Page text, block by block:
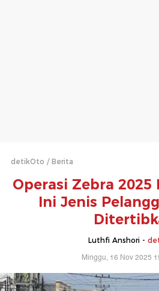
detikOto Berita
Operasi Zebra 2025
Ini Jenis
Luthfi Anshori -
Minggu, 16 Nov 2025